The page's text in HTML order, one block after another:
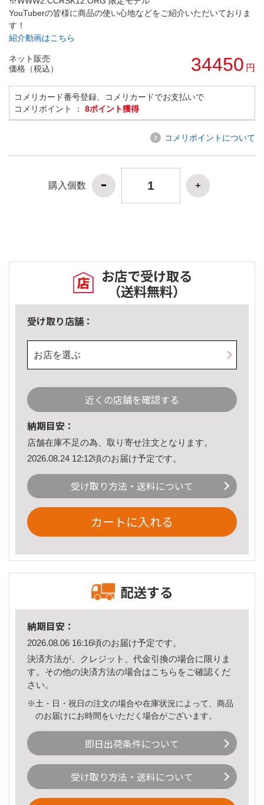
YouTuberの皆様に商品の使い心地などをご紹介いただいておりま
す！
紹介動画はこちら
ネット販売
価格（税込）
34450 円
コメリカード番号登録、コメリカードでお支払いで
コメリポイント ： 8ポイント獲得
コメリポイントについて
購入個数
お店で受け取る
（送料無料）
受け取り店舗：
お店を選ぶ
近くの店舗を確認する
納期目安：
店舗在庫不足の為、取り寄せ注文となります。
2026.08.24 12:12頃のお届け予定です。
受け取り方法・送料について
カートに入れる
配送する
納期目安：
2026.08.06 16:16頃のお届け予定です。
決済方法が、クレジット、代金引換の場合に限りま
す。その他の決済方法の場合はこちら をご確認くだ
さい。
※土・日・祝日の注文の場合や在庫状況によって、商品
のお届けにお時間をいただく場合がございます。
即日出荷条件について
受け取り方法・送料について